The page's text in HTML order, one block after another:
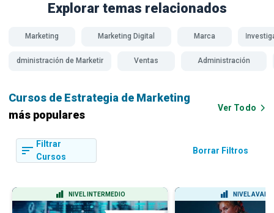
Explorar temas relacionados
Marketing Marketing Digital Marca
Administración de Marketing Ventas Administración
Cursos de Estrategia de Marketing
más populares
Ver Todo
Filtrar
Cursos
Borrar Filtros
NIVEL INTERMEDIO NIVEL